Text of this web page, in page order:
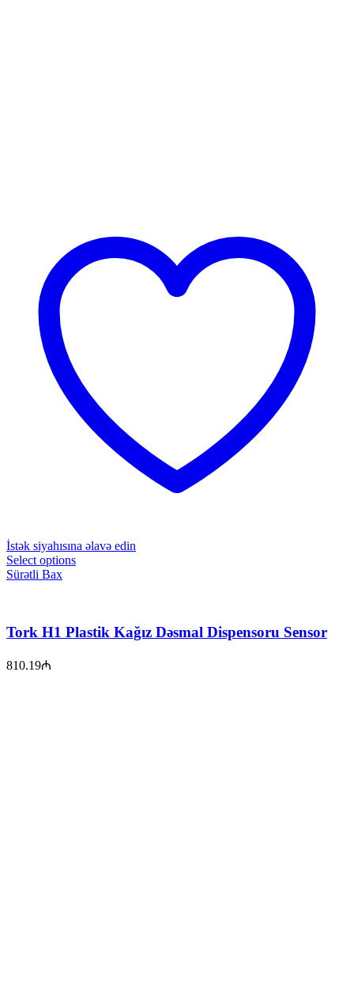
İstək siyahısına əlavə edin
Select options
Sürətli Bax
Tork H1 Plastik Kağız Dəsmal Dispensoru Sensor
810.19₼